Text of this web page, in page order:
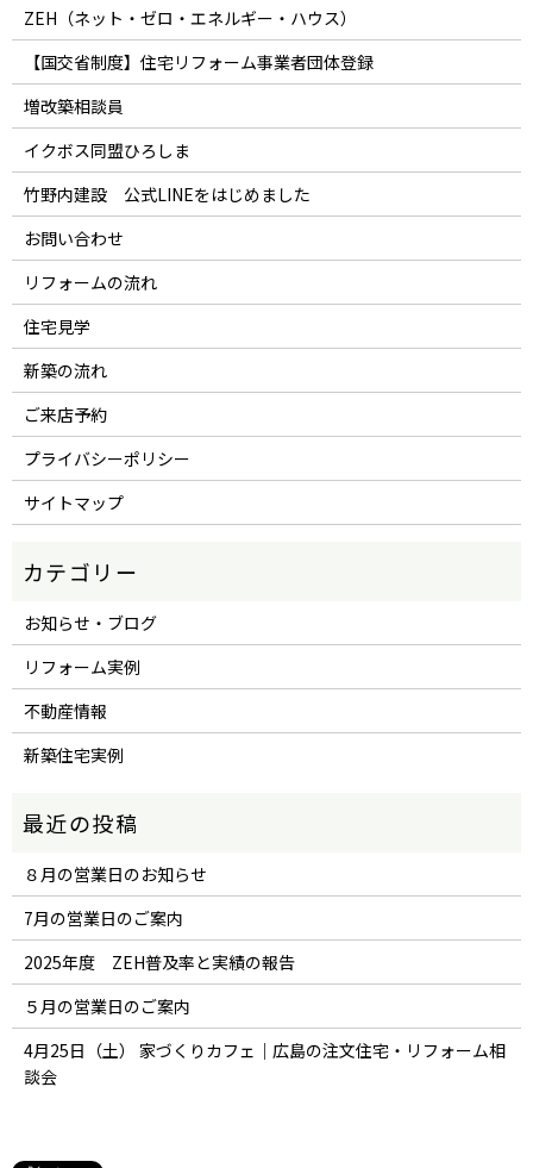
ZEH（ネット・ゼロ・エネルギー・ハウス）
【国交省制度】住宅リフォーム事業者団体登録
増改築相談員
イクボス同盟ひろしま
竹野内建設 公式LINEをはじめました
お問い合わせ
リフォームの流れ
住宅見学
新築の流れ
ご来店予約
プライバシーポリシー
サイトマップ
お知らせ・ブログ
リフォーム実例
不動産情報
新築住宅実例
８月の営業日のお知らせ
7月の営業日のご案内
2025年度 ZEH普及率と実績の報告
５月の営業日のご案内
4月25日（土） 家づくりカフェ｜広島の注文住宅・リフォーム相
談会